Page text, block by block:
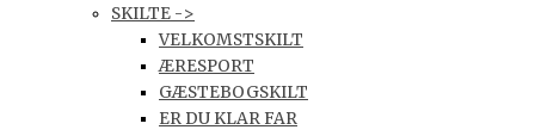
SKILTE ->
VELKOMSTSKILT
ÆRESPORT
GÆSTEBOGSKILT
ER DU KLAR FAR